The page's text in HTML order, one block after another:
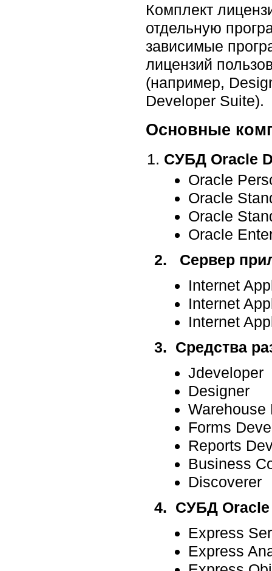
Комплект
отдельную
зависимые
лицензий
(например,
Developer Suite).
Основные
СУБД Oracle
Oracle
Oracle
Oracle
Oracle
2. Сервер
Internet
Internet
Internet
3. Средства
Jdeveloper
Designer
Warehouse
Forms
Reports
Business
Discoverer
4. СУБД Oracle
Express
Express